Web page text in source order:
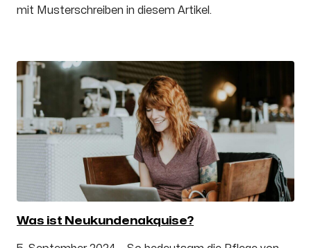
mit Musterschreiben in diesem Artikel.
Was ist Neukundenakquise?